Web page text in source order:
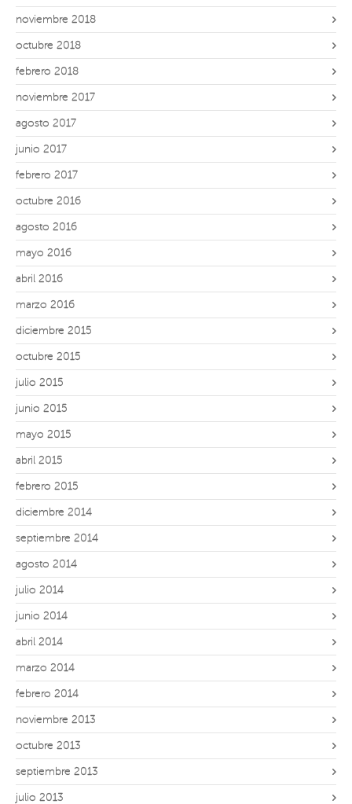
noviembre 2018
octubre 2018
febrero 2018
noviembre 2017
agosto 2017
junio 2017
febrero 2017
octubre 2016
agosto 2016
mayo 2016
abril 2016
marzo 2016
diciembre 2015
octubre 2015
julio 2015
junio 2015
mayo 2015
abril 2015
febrero 2015
diciembre 2014
septiembre 2014
agosto 2014
julio 2014
junio 2014
abril 2014
marzo 2014
febrero 2014
noviembre 2013
octubre 2013
septiembre 2013
julio 2013